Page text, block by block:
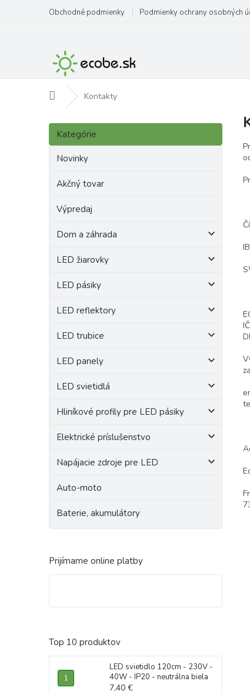
obsah
Obchodné podmienky Podmienky ochrany osobných
DomovKontakty
B
č
Preskočiť
kategórie
Kategórie
Novinky
Akčný tovar
Výpredaj
Dom a záhrada
LED žiarovky
LED pásiky
LED reflektory
LED trubice
LED panely
LED svietidlá
Hliníkové profily pre LED pásiky
Elektrické príslušenstvo
Napájacie zdroje pre LED
Auto-moto
Baterie, akumulátory
Prijímame online platby
Top 10 produktov
LED svietidlo 120cm - 230V -
40W - IP20 - neutrálna biela
7,40 €